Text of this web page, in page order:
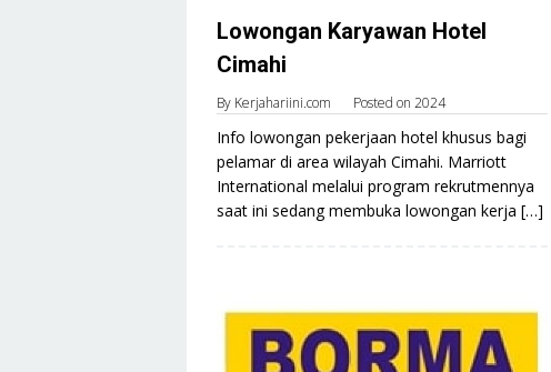
Lowongan Karyawan Hotel
Cimahi
By Kerjahariini.com Posted on 2024
Info lowongan pekerjaan hotel khusus bagi
pelamar di area wilayah Cimahi. Marriott
International melalui program rekrutmennya
saat ini sedang membuka lowongan kerja […]